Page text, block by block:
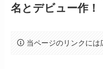
名とデビュー作！
当ページのリンクには